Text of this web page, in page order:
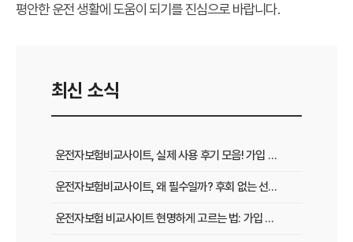
평안한 운전 생활에 도움이 되기를 진심으로 바랍니다.
최신 소식
운전자보험비교사이트, 실제 사용 후기 모음! 가입 전 반드시 봐야 할 꿀팁
운전자보험비교사이트, 왜 필수일까? 후회 없는 선택을 위한 3가지 핵심 질문
운전자보험 비교사이트 현명하게 고르는 법: 가입 전 놓치지 말아야 할 체크리스트